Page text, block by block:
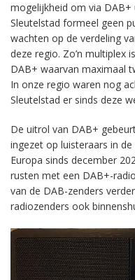
mogelijkheid om via
Sleutelstad formeel geen
wachten op de verdeling
deze regio. Zo’n multiplex
DAB+ waarvan maximaal
In onze regio waren nog
Sleutelstad er sinds deze
De uitrol van DAB+
ingezet op luisteraars in
Europa sinds december
rusten met een DAB+-
van de DAB-zenders
radiozenders ook